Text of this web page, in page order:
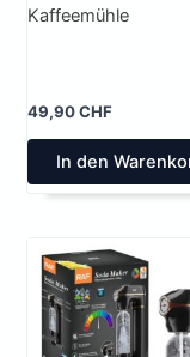
Kaffeemühle
49,90CHF
In den